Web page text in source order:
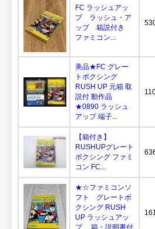
FC ラッシュアッ
プ ラッシュ・ア
ップ 箱説付き
ファミコン...
美品★FC グレー
トボクシング
RUSH UP 元箱 取
説付 動作品
★0890 ラッシュ
アップ 端子...
【箱付き】
RUSHUPグレート
ボクシング ファミ
コン FC...
★☆ファミコンソ
フト グレートボ
クシング RUSH
UP ラッシュアッ